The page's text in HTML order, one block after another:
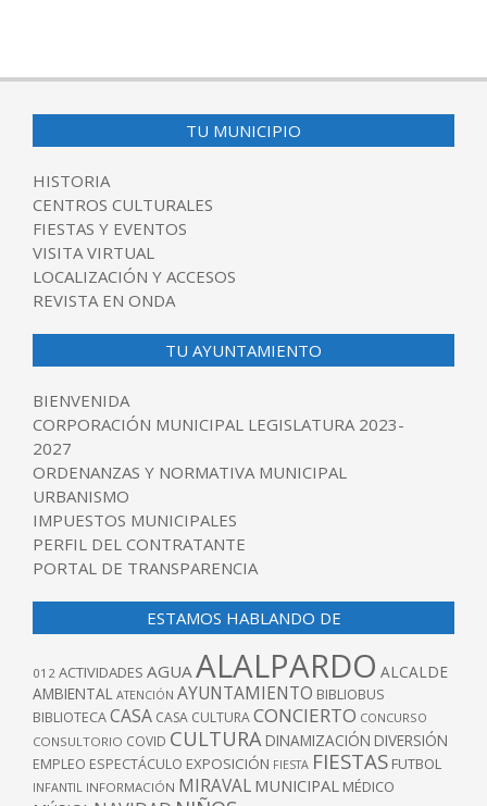
TU MUNICIPIO
HISTORIA
CENTROS CULTURALES
FIESTAS Y EVENTOS
VISITA VIRTUAL
LOCALIZACIÓN Y ACCESOS
REVISTA EN ONDA
TU AYUNTAMIENTO
BIENVENIDA
CORPORACIÓN MUNICIPAL LEGISLATURA 2023-
2027
ORDENANZAS Y NORMATIVA MUNICIPAL
URBANISMO
IMPUESTOS MUNICIPALES
PERFIL DEL CONTRATANTE
PORTAL DE TRANSPARENCIA
ESTAMOS HABLANDO DE
012 ACTIVIDADES AGUA ALALPARDO ALCALDE
AMBIENTAL ATENCIÓN AYUNTAMIENTO BIBLIOBUS
BIBLIOTECACASA CASA CULTURACONCIERTO CONCURSO
CONSULTORIO COVID CULTURA DINAMIZACIÓN DIVERSIÓN
EMPLEO ESPECTÁCULO EXPOSICIÓN FIESTA FIESTAS FUTBOL
INFANTIL INFORMACIÓN MIRAVAL MUNICIPAL MÉDICO